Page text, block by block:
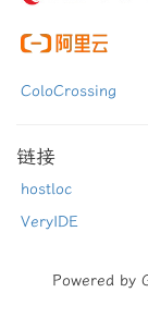
ColoCrossing
链接
hostloc
VeryIDE
Powered by